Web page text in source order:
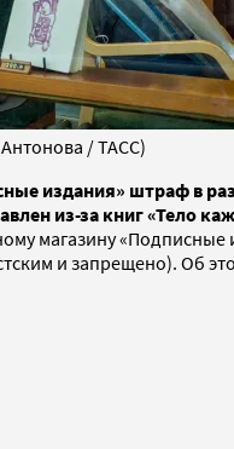
/ ТАСС)
издания» штраф в
из-за книг «Тело
магазину
и запрещено). Об